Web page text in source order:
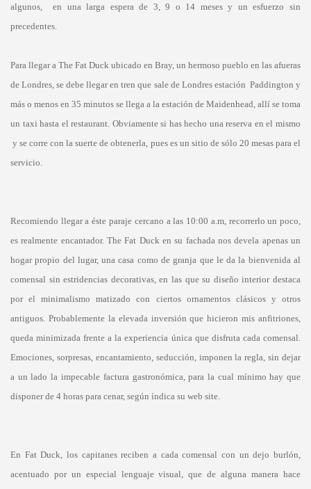
algunos, en una larga espera de 3, 9 o 14 meses y un esfuerzo sin
precedentes.
Para llegar a The Fat Duck ubicado en Bray, un hermoso pueblo en las afueras
de Londres, se debe llegar en tren que sale de Londres estación Paddington y
más o menos en 35 minutos se llega a la estación de Maidenhead, allí se toma
un taxi hasta el restaurant. Obviamente si has hecho una reserva en el mismo
y se corre con la suerte de obtenerla, pues es un sitio de sólo 20 mesas para el
servicio.
Recomiendo llegar a éste paraje cercano a las 10:00 a.m, recorrerlo un poco,
es realmente encantador. The Fat Duck en su fachada nos devela apenas un
hogar propio del lugar, una casa como de granja que le da la bienvenida al
comensal sin estridencias decorativas, en las que su diseño interior destaca
por el minimalismo matizado con ciertos ornamentos clásicos y otros
antiguos. Probablemente la elevada inversión que hicieron mis anfitriones,
queda minimizada frente a la experiencia única que disfruta cada comensal.
Emociones, sorpresas, encantamiento, seducción, imponen la regla, sin dejar
a un lado la impecable factura gastronómica, para la cual mínimo hay que
disponer de 4 horas para cenar, según índica su web site.
En Fat Duck, los capitanes reciben a cada comensal con un dejo burlón,
acentuado por un especial lenguaje visual, que de alguna manera hace